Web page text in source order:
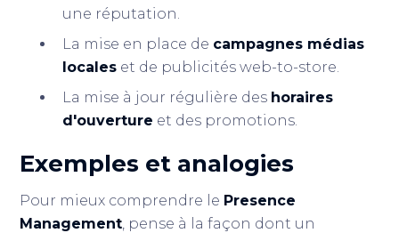
une réputation.
La mise en place de campagnes médias
locales et de publicités web-to-store.
La mise à jour régulière des horaires
d'ouverture et des promotions.
Exemples et analogies
Pour mieux comprendre le Presence
Management, pense à la façon dont un